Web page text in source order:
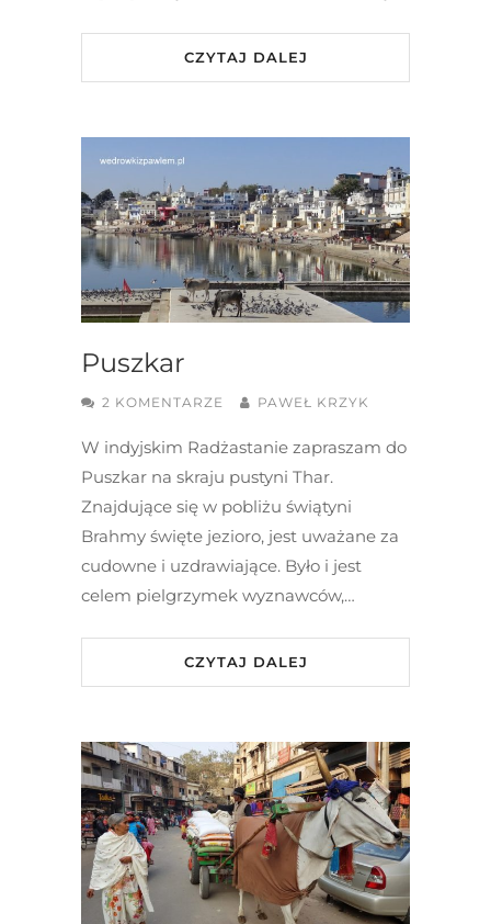
CZYTAJ DALEJ
Puszkar
2 KOMENTARZE PAWEŁ KRZYK
W indyjskim Radżastanie zapraszam do
Puszkar na skraju pustyni Thar.
Znajdujące się w pobliżu świątyni
Brahmy święte jezioro, jest uważane za
cudowne i uzdrawiające. Było i jest
celem pielgrzymek wyznawców,…
CZYTAJ DALEJ